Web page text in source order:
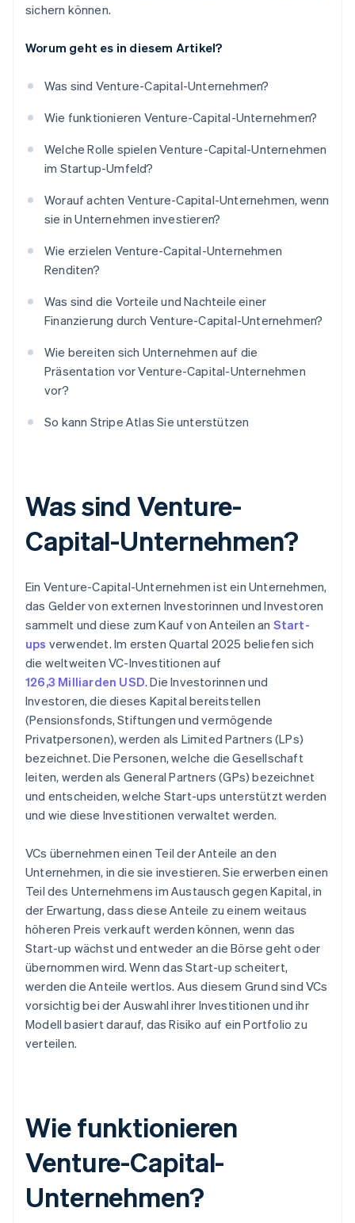
sichern können.
Worum geht es in diesem Artikel?
Was sind Venture-Capital-Unternehmen?
Wie funktionieren Venture-Capital-Unternehmen?
Welche Rolle spielen Venture-Capital-Unternehmen
im Startup-Umfeld?
Worauf achten Venture-Capital-Unternehmen, wenn
sie in Unternehmen investieren?
Wie erzielen Venture-Capital-Unternehmen
Renditen?
Was sind die Vorteile und Nachteile einer
Finanzierung durch Venture-Capital-Unternehmen?
Wie bereiten sich Unternehmen auf die
Präsentation vor Venture-Capital-Unternehmen
vor?
So kann Stripe Atlas Sie unterstützen
Was sind Venture-
Capital-Unternehmen?
Ein Venture-Capital-Unternehmen ist ein Unternehmen,
das Gelder von externen Investorinnen und Investoren
sammelt und diese zum Kauf von Anteilen an Start-
ups verwendet. Im ersten Quartal 2025 beliefen sich
die weltweiten VC-Investitionen auf
126,3 Milliarden USD. Die Investorinnen und
Investoren, die dieses Kapital bereitstellen
(Pensionsfonds, Stiftungen und vermögende
Privatpersonen), werden als Limited Partners (LPs)
bezeichnet. Die Personen, welche die Gesellschaft
leiten, werden als General Partners (GPs) bezeichnet
und entscheiden, welche Start-ups unterstützt werden
und wie diese Investitionen verwaltet werden.
VCs übernehmen einen Teil der Anteile an den
Unternehmen, in die sie investieren. Sie erwerben einen
Teil des Unternehmens im Austausch gegen Kapital, in
der Erwartung, dass diese Anteile zu einem weitaus
höheren Preis verkauft werden können, wenn das
Start-up wächst und entweder an die Börse geht oder
übernommen wird. Wenn das Start-up scheitert,
werden die Anteile wertlos. Aus diesem Grund sind VCs
vorsichtig bei der Auswahl ihrer Investitionen und ihr
Modell basiert darauf, das Risiko auf ein Portfolio zu
verteilen.
Wie funktionieren
Venture-Capital-
Unternehmen?